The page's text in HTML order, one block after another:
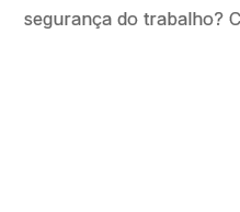
segurança do trabalho?